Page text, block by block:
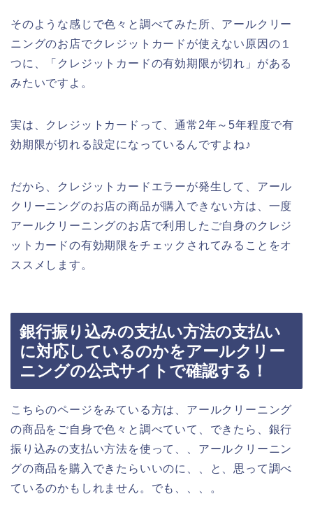
そのような感じで色々と調べてみた所、アールクリー
ニングのお店でクレジットカードが使えない原因の１
つに、「クレジットカードの有効期限が切れ」がある
みたいですよ。
実は、クレジットカードって、通常2年～5年程度で有
効期限が切れる設定になっているんですよね♪
だから、クレジットカードエラーが発生して、アール
クリーニングのお店の商品が購入できない方は、一度
アールクリーニングのお店で利用したご自身のクレジ
ットカードの有効期限をチェックされてみることをオ
ススメします。
銀行振り込みの支払い方法の支払い
に対応しているのかをアールクリー
ニングの公式サイトで確認する！
こちらのページをみている方は、アールクリーニング
の商品をご自身で色々と調べていて、できたら、銀行
振り込みの支払い方法を使って、、アールクリーニン
グの商品を購入できたらいいのに、、と、思って調べ
ているのかもしれません。でも、、、。